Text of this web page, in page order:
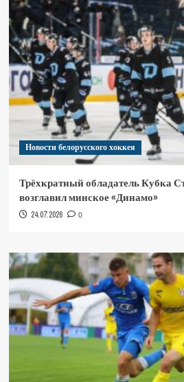
Новости белорусского хоккея
Трёхкратный обладатель Кубка
возглавил минское «Динамо»
24.07.2026 0